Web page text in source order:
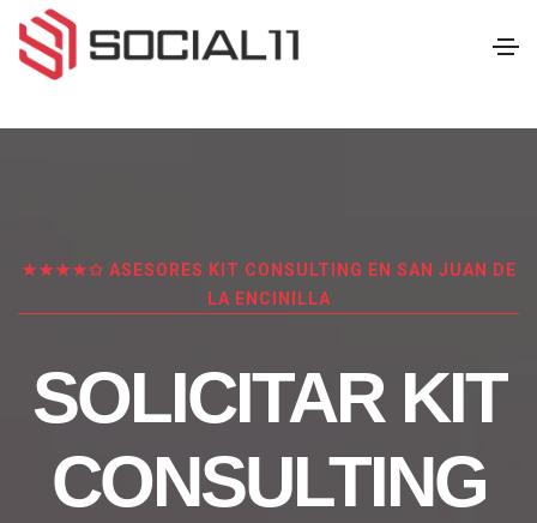
★★★★✩ ASESORES KIT CONSULTING EN SAN JUAN DE
LA ENCINILLA
SOLICITAR KIT
CONSULTING